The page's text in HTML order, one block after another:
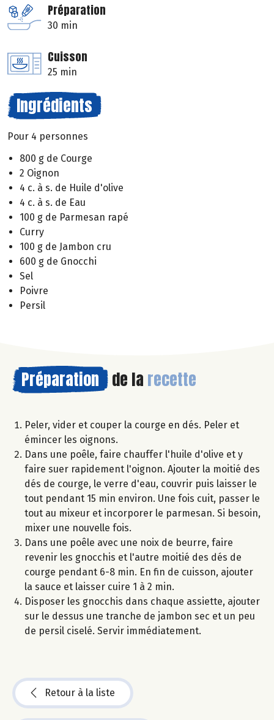
Préparation
30 min
Cuisson
25 min
Ingrédients
Pour 4 personnes
800 g de Courge
2 Oignon
4 c. à s. de Huile d'olive
4 c. à s. de Eau
100 g de Parmesan rapé
Curry
100 g de Jambon cru
600 g de Gnocchi
Sel
Poivre
Persil
Préparation de la recette
Peler, vider et couper la courge en dés. Peler et
émincer les oignons.
Dans une poêle, faire chauffer l'huile d'olive et y
faire suer rapidement l'oignon. Ajouter la moitié des
dés de courge, le verre d'eau, couvrir puis laisser le
tout pendant 15 min environ. Une fois cuit, passer le
tout au mixeur et incorporer le parmesan. Si besoin,
mixer une nouvelle fois.
Dans une poêle avec une noix de beurre, faire
revenir les gnocchis et l'autre moitié des dés de
courge pendant 6-8 min. En fin de cuisson, ajouter
la sauce et laisser cuire 1 à 2 min.
Disposer les gnocchis dans chaque assiette, ajouter
sur le dessus une tranche de jambon sec et un peu
de persil ciselé. Servir immédiatement.
Retour à la liste